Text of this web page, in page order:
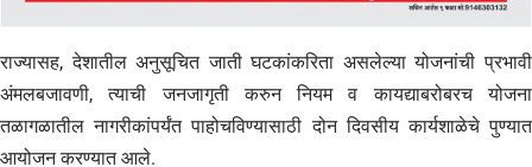
राज्यासह, देशातील अनुसूचित जाती घटकांकरिता असलेल्या योजनांची प्रभावी
अंमलबजावणी, त्याची जनजागृती करुन नियम व कायद्याबरोबरच योजना
तळागळातील नागरीकांपर्यंत पाहोचविण्यासाठी दोन दिवसीय कार्यशाळेचे पुण्यात
आयोजन करण्यात आले.